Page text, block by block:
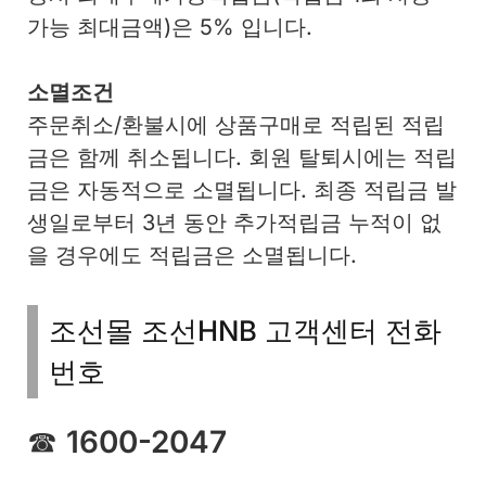
가능 최대금액)은 5% 입니다.
소멸조건
주문취소/환불시에 상품구매로 적립된 적립
금은 함께 취소됩니다. 회원 탈퇴시에는 적립
금은 자동적으로 소멸됩니다. 최종 적립금 발
생일로부터 3년 동안 추가적립금 누적이 없
을 경우에도 적립금은 소멸됩니다.
조선몰 조선HNB 고객센터 전화
번호
☎ 1600-2047